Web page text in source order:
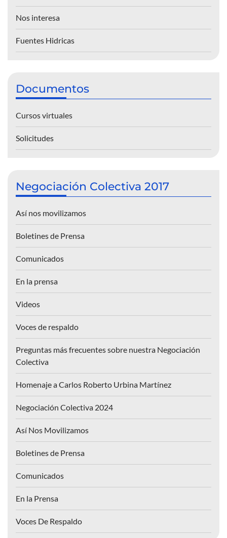
Nos interesa
Fuentes Hidricas
Documentos
Cursos virtuales
Solicitudes
Negociación Colectiva 2017
Así nos movilizamos
Boletines de Prensa
Comunicados
En la prensa
Videos
Voces de respaldo
Preguntas más frecuentes sobre nuestra Negociación
Colectiva
Homenaje a Carlos Roberto Urbina Martínez
Negociación Colectiva 2024
Así Nos Movilizamos
Boletines de Prensa
Comunicados
En la Prensa
Voces De Respaldo